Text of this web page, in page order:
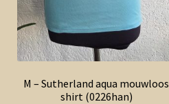
M – Sutherland aqua mouwloos
shirt (0226han)